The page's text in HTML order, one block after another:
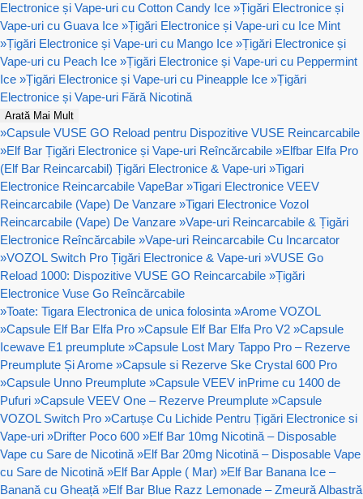
Electronice și Vape-uri cu Cotton Candy Ice »Țigări Electronice și
Vape-uri cu Guava Ice »Țigări Electronice și Vape-uri cu Ice Mint
»Țigări Electronice și Vape-uri cu Mango Ice »Țigări Electronice și
Vape-uri cu Peach Ice »Țigări Electronice și Vape-uri cu Peppermint
Ice »Țigări Electronice și Vape-uri cu Pineapple Ice »Țigări
Electronice și Vape-uri Fără Nicotină
Arată Mai Mult
»Capsule VUSE GO Reload pentru Dispozitive VUSE Reincarcabile
»Elf Bar Țigări Electronice și Vape-uri Reîncărcabile »Elfbar Elfa Pro
(Elf Bar Reincarcabil) Țigări Electronice & Vape-uri »Tigari
Electronice Reincarcabile VapeBar »Tigari Electronice VEEV
Reincarcabile (Vape) De Vanzare »Tigari Electronice Vozol
Reincarcabile (Vape) De Vanzare »Vape-uri Reincarcabile & Țigări
Electronice Reîncărcabile »Vape-uri Reincarcabile Cu Incarcator
»VOZOL Switch Pro Țigări Electronice & Vape-uri »VUSE Go
Reload 1000: Dispozitive VUSE GO Reincarcabile »Țigări
Electronice Vuse Go Reîncărcabile
»Toate: Tigara Electronica de unica folosinta »Arome VOZOL
»Capsule Elf Bar Elfa Pro »Capsule Elf Bar Elfa Pro V2 »Capsule
Icewave E1 preumplute »Capsule Lost Mary Tappo Pro – Rezerve
Preumplute Și Arome »Capsule si Rezerve Ske Crystal 600 Pro
»Capsule Unno Preumplute »Capsule VEEV inPrime cu 1400 de
Pufuri »Capsule VEEV One – Rezerve Preumplute »Capsule
VOZOL Switch Pro »Cartușe Cu Lichide Pentru Țigări Electronice si
Vape-uri »Drifter Poco 600 »Elf Bar 10mg Nicotină – Disposable
Vape cu Sare de Nicotină »Elf Bar 20mg Nicotină – Disposable Vape
cu Sare de Nicotină »Elf Bar Apple ( Mar) »Elf Bar Banana Ice –
Banană cu Gheață »Elf Bar Blue Razz Lemonade – Zmeură Albastră